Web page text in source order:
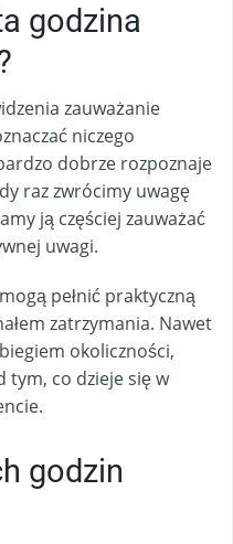
godzina
zauważanie
niczego
dobrze rozpoznaje
raz zwrócimy uwagę
ją częściej zauważać
uwagi.
pełnić praktyczną
zatrzymania. Nawet
okoliczności,
tym, co dzieje się w
godzin